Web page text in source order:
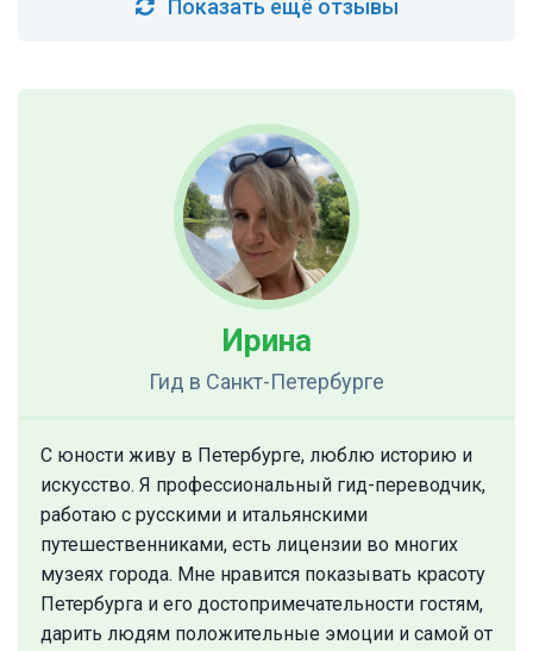
Показать ещё отзывы
Ирина
Гид в Санкт-Петербурге
С юности живу в Петербурге, люблю историю и
искусство. Я профессиональный гид-переводчик,
работаю с русскими и итальянскими
путешественниками, есть лицензии во многих
музеях города. Мне нравится показывать красоту
Петербурга и его достопримечательности гостям,
дарить людям положительные эмоции и самой от